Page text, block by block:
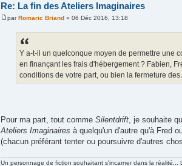
Re: La fin des Ateliers Imaginaires
parRomaric Briand » 06 Déc 2016, 13:18
Y a-t-il un quelconque moyen de permettre une
en finançant les frais d'hébergement ? Fabien,
conditions de votre part, ou bien la fermeture
Pour ma part, tout comme Silentdrift , je souhaite
Ateliers Imaginaires à quelqu'un d'autre qu'à Fred
(chacun préférant tenter ou poursuivre d'autres
Un personnage de fiction souhaitant s'incarner dans la réalité...